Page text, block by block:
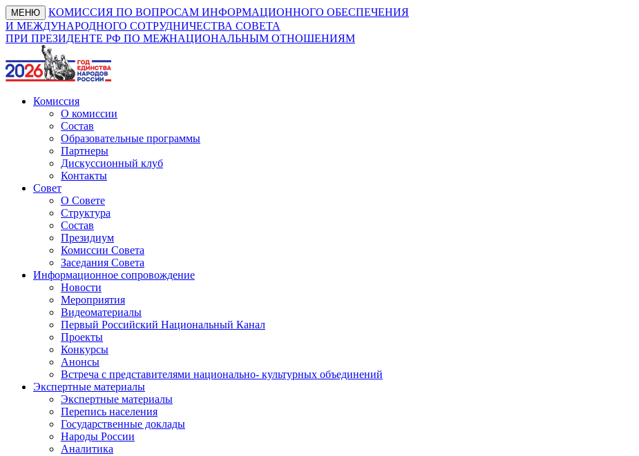
МЕНЮ
КОМИССИЯ ПО ВОПРОСАМ ИНФОРМАЦИОННОГО ОБЕСПЕЧЕНИЯ
И МЕЖДУНАРОДНОГО СОТРУДНИЧЕСТВА СОВЕТА
ПРИ ПРЕЗИДЕНТЕ РФ ПО МЕЖНАЦИОНАЛЬНЫМ ОТНОШЕНИЯМ
Комиссия
О комиссии
Состав
Образовательные программы
Партнеры
Дискуссионный клуб
Контакты
Совет
О Совете
Структура
Состав
Президиум
Комиссии Совета
Заседания Совета
Информационное сопровождение
Новости
Мероприятия
Видеоматериалы
Первый Российский Национальный Канал
Проекты
Конкурсы
Анонсы
Встреча с представителями национально- культурных объединений
Экспертные материалы
Экспертные материалы
Перепись населения
Государственные доклады
Народы России
Аналитика